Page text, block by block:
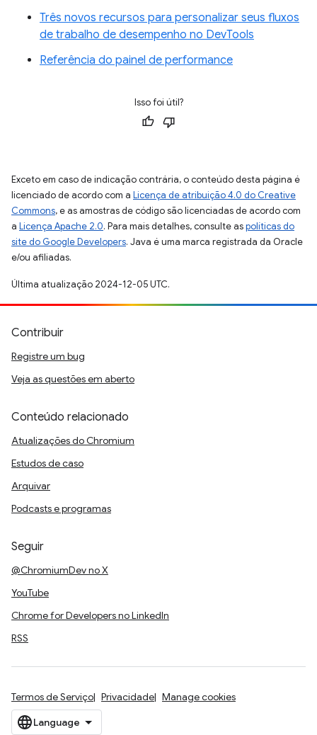
Três novos recursos para personalizar seus fluxos
de trabalho de desempenho no DevTools
Referência do painel de performance
Isso foi útil?
Exceto em caso de indicação contrária, o conteúdo desta página é
licenciado de acordo com a Licença de atribuição 4.0 do Creative
Commons, e as amostras de código são licenciadas de acordo com
a Licença Apache 2.0. Para mais detalhes, consulte aspolíticas do
site do Google Developers. Java é uma marca registrada da Oracle
e/ou afiliadas.
Última atualização 2024-12-05 UTC.
Contribuir
Registre um bug
Veja as questões em aberto
Conteúdo relacionado
Atualizações do Chromium
Estudos de caso
Arquivar
Podcasts e programas
Seguir
@ChromiumDev no X
YouTube
Chrome for Developers no LinkedIn
RSS
Termos de Serviço Privacidade Manage cookies